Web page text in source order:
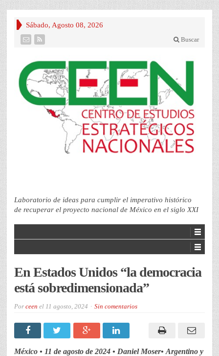
Sábado, Agosto 08, 2026
Buscar
Laboratorio de ideas para cumplir el imperativo histórico
de recuperar el proyecto nacional de México en el siglo XXI
En Estados Unidos “la democracia
está sobredimensionada”
Por ceen el 11 agosto, 2024 Sin comentarios
México • 11 de agosto de 2024 • Daniel Moser• Argentino y